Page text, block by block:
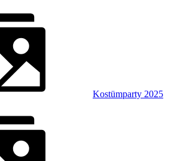
Kostümparty 2025